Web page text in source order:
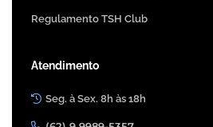
Regulamento TSH Club
Atendimento
Seg. à Sex. 8h às 18h